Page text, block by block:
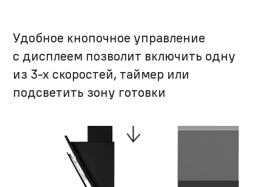
Удобное кнопочное управление
с дисплеем позволит включить одну
из 3-х скоростей, таймер или
подсветить зону готовки